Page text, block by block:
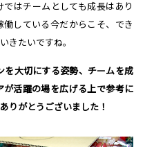
はチームとしても成長はあり
している今だからこそ、でき
きたいですね。
大切にする姿勢、チームを成
活躍の場を広げる上で参考に
りがとうございました！